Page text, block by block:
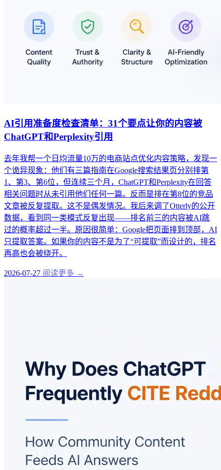
AI引用准备度检查清单：31个要点让你的内容被
ChatGPT和Perplexity引用
去年我帮一个日均流量10万的电商站点优化内容策略，发现一
个诡异现象：他们有三篇指南在Google搜索结果页分别排第
1、第3、第6位，但连续三个月，ChatGPT和Perplexity在回答
相关问题时从未引用他们任何一篇。反而是排在第8位的竞品
文章被反复提取。这不是偶发情况。我后来调了Otterly的公开
数据，看到同一类模式反复出现——排名前三的内容被AI跳
过的概率超过一半。原因很简单：Google把页面排到顶部，AI
只提取答案。如果你的内容不是为了“可提取”而设计的，排名
再高也会被绕开。
2026-07-27 阅读更多 →